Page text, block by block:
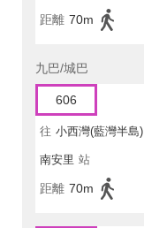
距離 70m
九巴/城巴
606
往 小西灣(藍灣半島)
南安里 站
距離 70m